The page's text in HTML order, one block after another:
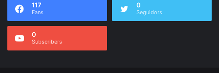
117
Fans
0
Seguidors
0
Subscribers